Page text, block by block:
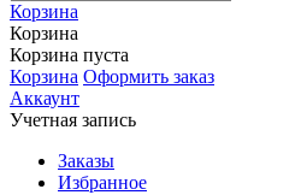
Корзина
Корзина
Корзина пуста
Корзина Оформить заказ
Аккаунт
Учетная запись
Заказы
Избранное